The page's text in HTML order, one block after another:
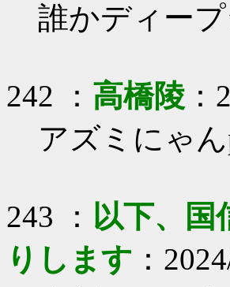
誰かディー
242 ： 高橋陵
アズミにゃ
243 ： 以下、国
りします ：